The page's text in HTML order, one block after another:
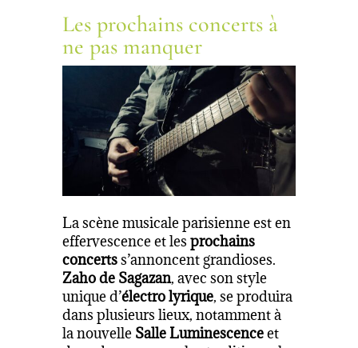
Les prochains concerts à
ne pas manquer
La scène musicale parisienne est en
effervescence et lesprochains
concertss’annoncent grandioses.
Zaho de Sagazan, avec son style
unique d’électro lyrique, se produira
dans plusieurs lieux, notamment à
la nouvelle Salle Luminescenceet